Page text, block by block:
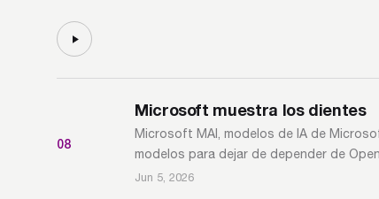
08
Microsoft muestra los dientes
Microsoft MAI, modelos de IA de
modelos para dejar de depender de
Jun 5, 2026